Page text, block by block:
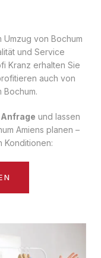
von Bochum
und Service
Kranz erhalten Sie
auch von
Bochum.
und lassen
Amiens planen –
Konditionen: